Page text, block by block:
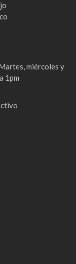
miércoles y
1pm